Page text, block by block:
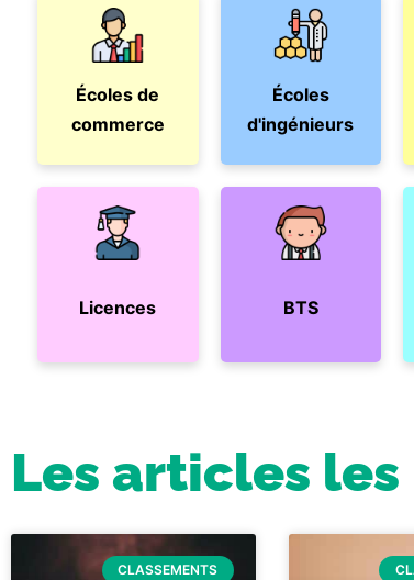
Écoles de
commerce
Écoles
d'ingénieurs
Licences BTS
Les articles
CLASSEMENTS